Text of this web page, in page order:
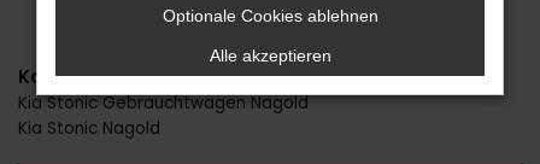
Kategorie
Kia Stonic Gebrauchtwagen Nagold
Kia Stonic Nagold
Optionale Cookies ablehnen
Alle akzeptieren